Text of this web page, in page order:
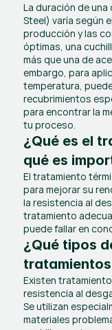
La duración de una
Steel) varía según
producción y las
óptimas, una
más que una de
embargo, para
temperatura,
recubrimientos
para encontrar la
tu proceso.
¿Qué es el
qué es
El tratamiento
para mejorar su
la resistencia al
tratamiento
puede fallar en
¿Qué tipos
Existen
resistencia al
Se utilizan
materiales